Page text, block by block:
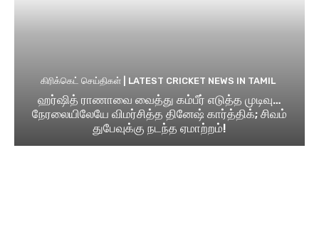
கிரிக்கெட் செய்திகள் | LATEST CRICKET NEWS IN TAMIL
ஹர்ஷித் ராணாவை வைத்து கம்பீர் எடுத்த முடிவு…
நேரலையிலேயே விமர்சித்த தினேஷ் கார்த்திக்; சிவம்
துபேவுக்கு நடந்த ஏமாற்றம்!